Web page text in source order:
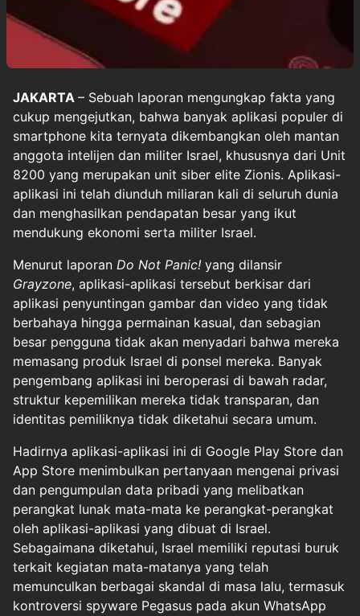
JAKARTA – Sebuah laporan mengungkap fakta yang
cukup mengejutkan, bahwa banyak aplikasi populer di
smartphone kita ternyata dikembangkan oleh mantan
anggota intelijen dan militer Israel, khususnya dari Unit
8200 yang merupakan unit siber elite Zionis. Aplikasi-
aplikasi ini telah diunduh miliaran kali di seluruh dunia
dan menghasilkan pendapatan besar yang ikut
mendukung ekonomi serta militer Israel.
Menurut laporan Do Not Panic! yang dilansir
Grayzone, aplikasi-aplikasi tersebut berkisar dari
aplikasi penyuntingan gambar dan video yang tidak
berbahaya hingga permainan kasual, dan sebagian
besar pengguna tidak akan menyadari bahwa mereka
memasang produk Israel di ponsel mereka. Banyak
pengembang aplikasi ini beroperasi di bawah radar,
struktur kepemilikan mereka tidak transparan, dan
identitas pemiliknya tidak diketahui secara umum.
Hadirnya aplikasi-aplikasi ini di Google Play Store dan
App Store menimbulkan pertanyaan mengenai privasi
dan pengumpulan data pribadi yang melibatkan
perangkat lunak mata-mata ke perangkat-perangkat
oleh aplikasi-aplikasi yang dibuat di Israel.
Sebagaimana diketahui, Israel memiliki reputasi buruk
terkait kegiatan mata-matanya yang telah
memunculkan berbagai skandal di masa lalu, termasuk
kontroversi spyware Pegasus pada akun WhatsApp